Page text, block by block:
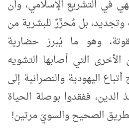
في التشريع الإسلامي، وأن
وتجديد، بل مُحرِّرٌ للبشرية من
وهو ما يُبرز حضارية
الأخرى التي أصابها التشويه
اليهودية والنصرانية إلى
الدين، ففقدوا بوصلة الحياة
الصحيح والسويّ مرتين!